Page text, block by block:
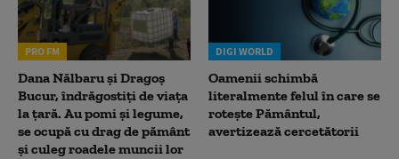
PRO FM
Dana Nălbaru și Dragoș
Bucur, îndrăgostiți de viața
la țară. Au pomi și legume,
se ocupă cu drag de pământ
și culeg roadele muncii lor
DIGI WORLD
Oamenii schimbă
literalmente felul în care se
rotește Pământul,
avertizează cercetătorii